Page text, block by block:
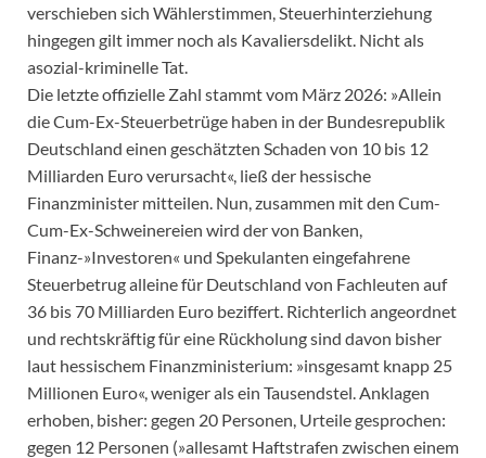
verschieben sich Wählerstimmen, Steuerhinterziehung
hingegen gilt immer noch als Kavaliersdelikt. Nicht als
asozial-kriminelle Tat.
Die letzte offizielle Zahl stammt vom März 2026: »Allein
die Cum-Ex-Steuerbetrüge haben in der Bundesrepublik
Deutschland einen geschätzten Schaden von 10 bis 12
Milliarden Euro verursacht«, ließ der hessische
Finanzminister mitteilen. Nun, zusammen mit den Cum-
Cum-Ex-Schweinereien wird der von Banken,
Finanz-»Investoren« und Spekulanten eingefahrene
Steuerbetrug alleine für Deutschland von Fachleuten auf
36 bis 70 Milliarden Euro beziffert. Richterlich angeordnet
und rechtskräftig für eine Rückholung sind davon bisher
laut hessischem Finanzministerium: »insgesamt knapp 25
Millionen Euro«, weniger als ein Tausendstel. Anklagen
erhoben, bisher: gegen 20 Personen, Urteile gesprochen:
gegen 12 Personen (»allesamt Haftstrafen zwischen einem